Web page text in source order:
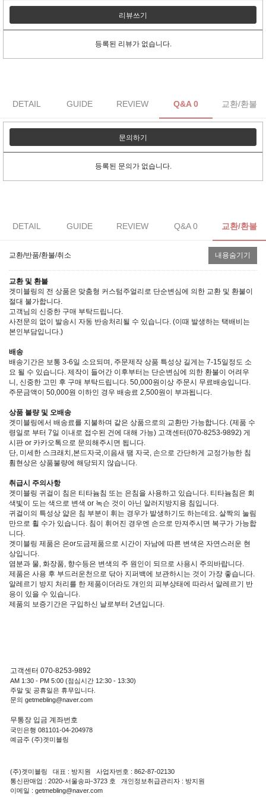
리뷰쓰기
등록된 리뷰가 없습니다.
DETAIL GUIDE REVIEW Q&A 0 교환/환불
문의하기
등록된 문의가 없습니다.
DETAIL GUIDE REVIEW Q&A 0 교환/환불
교환/반품/환불/취소 내용숨기기
교환 및 환불
겟미블링의 전 상품은 맞춤형 커스텀주얼리로 단순변심에 의한 교환 및 환불이
절대 불가합니다.
고객님의 신중한 구매 부탁드립니다.
사전문의 없이 발송시 자동 반송처리될 수 있습니다. (이때 발생하는 택배비는
본인부담입니다.)
배송
배송기간은 보통 3-6일 소요되며, 주문제작 상품 특성상 길게는 7-15일정도 소
요 될 수 있습니다. 제작이 들어간 이후부터는 단순변심에 의한 환불이 어려우
니, 신중한 고민 후 구매 부탁드립니다. 50,000원이상 주문시 무료배송입니다.
주문금액이 50,000원 이하인 경우 배송료 2,500원이 부과됩니다.
상품 불량 및 오배송
겟미블링에서 배송료를 지불하며 같은 상품으로의 교환만 가능합니다. (제품 수
령일로 부터 7일 이내로 접수된 건에 대해 가능) 고객센터(070-8253-9892) 게
시판 or 카카오톡으로 문의해주시면 됩니다.
단, 미세한 스크래치,본드자국,이음새 땜 자국, 손으로 간단하게 교정가능한 침
휨현상은 상품불량에 해당되지 않습니다.
취급시 주의사항
겟미블링 귀걸이 침은 티타늄침 또는 은침을 사용하고 있습니다. 티타늄침은 회
색빛이 도는 색으로 변색 or 녹슨 것이 아닌 알러지방지용 침입니다.
귀걸이의 특성상 얇은 침 부분이 휘는 경우가 발생하기도 하는데요. 살짝의 눌림
만으로 휠 수가 있습니다. 침이 휘어진 경우엔 손으로 만져주시면 복구가 가능합
니다.
겟미블링 제품은 은or도금제품으로 시간이 자남에 따른 변색은 자연스러운 현
상입니다.
염분과 물, 화장품, 향수등은 변색의 주 원인이 되므로 사용시 주의바랍니다.
제품은 사용 후 부드러운천으로 닦아 지퍼백에 보관하시는 것이 가장 좋습니다.
알레르기 방지 처리를 한 제품이더라도 개인의 피부상태에 따라서 알레르기 반
응이 있을 수 있습니다.
제품의 보증기간은 구입하신 날로부터 2년입니다.
고객센터 070-8253-9892
AM 1:30 - PM 5:00 (점심시간 12:30 - 13:30)
주말 및 공휴일은 휴무입니다.
문의 getmebling@naver.com
무통장 입금 계좌번호
국민은행 081101-04-204978
예금주 (주)겟미블링
(주)겟미블링 대표 : 방지원 사업자번호 : 862-87-02130
통신판매업 : 2020-서울송파-3723 호 개인정보취급관리자 : 방지원
이메일 : getmebling@naver.com